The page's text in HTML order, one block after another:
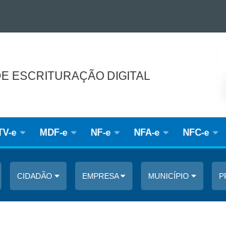
ESCRITURAÇÃO DIGITAL
e MDF-e NF-e NFA-e NFC-e
CIDADÃO EMPRESA MUNICÍPIO